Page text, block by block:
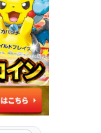
2,000～2,300円
2,000～2,300円
2,000～2,300円
2,000～2,300円
2,000～2,300円
2,000～2,300円